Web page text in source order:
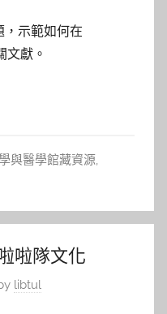
，示範如何在
文獻。
與醫學館藏資源,
啦隊文化
libtul